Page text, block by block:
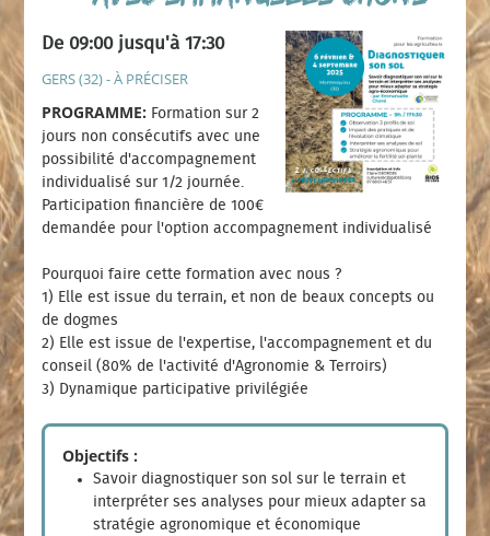
De 09:00 jusqu'à 17:30
GERS (32) - À PRÉCISER
PROGRAMME: Formation sur 2
jours non consécutifs avec une
possibilité d'accompagnement
individualisé sur 1/2 journée.
Participation financière de 100€
demandée pour l'option accompagnement individualisé
Pourquoi faire cette formation avec nous ?
1) Elle est issue du terrain, et non de beaux concepts ou
de dogmes
2) Elle est issue de l'expertise, l'accompagnement et du
conseil (80% de l'activité d'Agronomie & Terroirs)
3) Dynamique participative privilégiée
Objectifs :
Savoir diagnostiquer son sol sur le terrain et
interpréter ses analyses pour mieux adapter sa
stratégie agronomique et économique